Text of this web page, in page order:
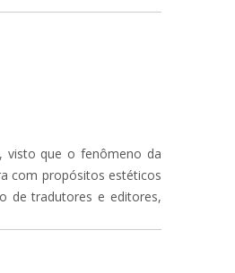
visto que o fenômeno da
com propósitos estéticos
de tradutores e editores,